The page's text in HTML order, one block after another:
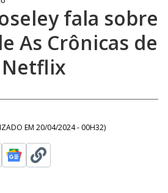
fala sobre
As Crônicas de
EM 20/04/2024 - 00H32)